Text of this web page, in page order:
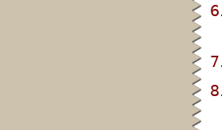
6.
7.
8.